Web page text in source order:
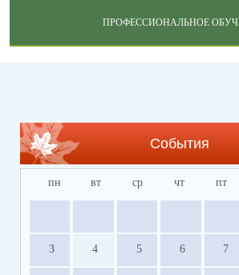
ПРОФЕССИОНАЛЬНОЕ
События
пн вт ср чт пт
3 4 5 6 7